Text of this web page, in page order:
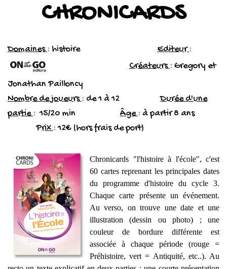
CHRONICARDS
Domaines: histoire Editeur:
Créateurs: Gregory et
Jonathan Pailloncy
Nombre de joueurs: de 1 à 12Durée d'une
partie: 15/20 min Âge: à partir 8 ans
Prix: 12€ (hors frais de port)
Chronicards "l'histoire à l'école", c'est
60 cartes reprenant les principales dates
du programme d'histoire du cycle 3.
Chaque carte présente un événement.
Au verso, on trouve une date et une
illustration (dessin ou photo) ; une
couleur de bordure différente est
associée à chaque période (rouge =
Préhistoire, vert = Antiquité, etc..). Au